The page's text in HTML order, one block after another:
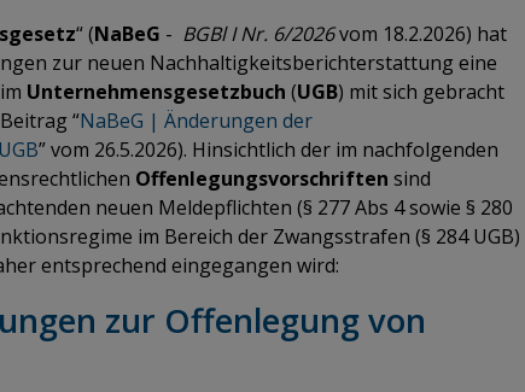
“ (NaBeG - BGBl I Nr. 6/2026vom 18.2.2026) hat
zur neuen Nachhaltigkeitsberichterstattung eine
Unternehmensgesetzbuch (UGB) mit sich gebracht
“NaBeG | Änderungen der
” vom 26.5.2026). Hinsichtlich der im nachfolgenden
Offenlegungsvorschriften sind
neuen Meldepflichten (§ 277 Abs 4 sowie § 280
im Bereich der Zwangsstrafen (§ 284 UGB)
entsprechend eingegangen wird:
zur Offenlegung von